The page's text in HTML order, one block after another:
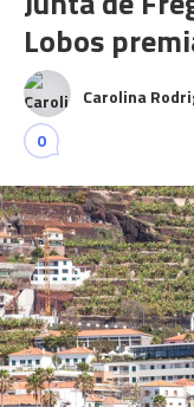
Lobos
Carolina
0